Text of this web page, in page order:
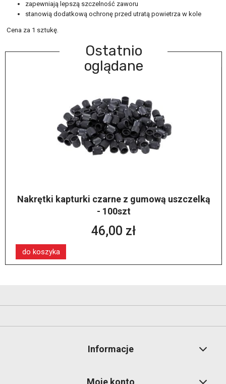
zapewniają lepszą szczelność zaworu
stanowią dodatkową ochronę przed utratą powietrza w kole
Cena za 1 sztukę.
Ostatnio
oglądane
Nakrętki kapturki czarne z gumową uszczelką
- 100szt
46,00 zł
do koszyka
Informacje
Moje konto